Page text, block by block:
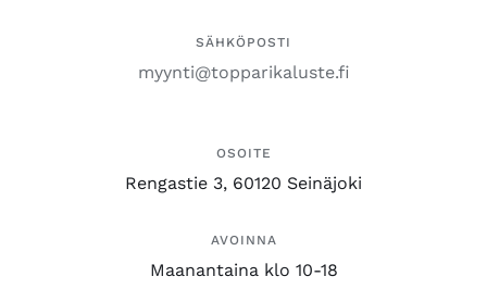
SÄHKÖPOSTI
myynti@topparikaluste.fi
OSOITE
Rengastie 3, 60120 Seinäjoki
AVOINNA
Maanantaina klo 10-18